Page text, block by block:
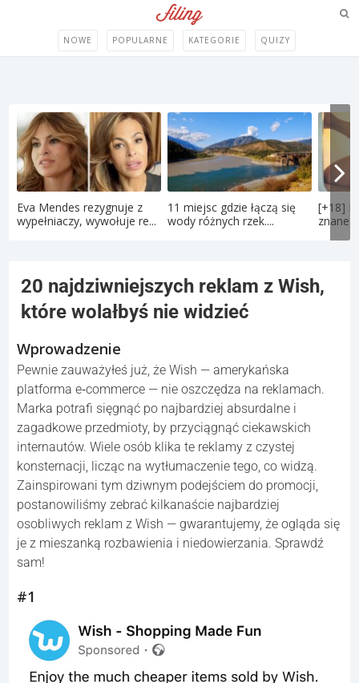
NOWE POPULARNE KATEGORIE QUIZY
Eva Mendes rezygnuje z
wypełniaczy, wywołuje re...
11 miejsc gdzie łączą się
wody różnych rzek....
[+18]
znane
20 najdziwniejszych reklam z Wish,
które wolałbyś nie widzieć
Wprowadzenie
Pewnie zauważyłeś już, że Wish — amerykańska
platforma e‑commerce — nie oszczędza na reklamach.
Marka potrafi sięgnąć po najbardziej absurdalne i
zagadkowe przedmioty, by przyciągnąć ciekawskich
internautów. Wiele osób klika te reklamy z czystej
konsternacji, licząc na wytłumaczenie tego, co widzą.
Zainspirowani tym dziwnym podejściem do promocji,
postanowiliśmy zebrać kilkanaście najbardziej
osobliwych reklam z Wish — gwarantujemy, że ogląda się
je z mieszanką rozbawienia i niedowierzania. Sprawdź
sam!
#1